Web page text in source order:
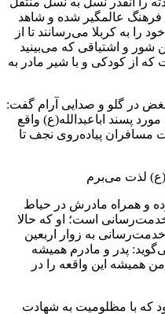
فرهنگ عالمگیر شده و شاهد
را به کربلا می‌رسانند تا از
شور و اشتیاقی که می‌بینید
از کودکی و با شیر مادر به
در گلو و صدایی آرام گفت:
پسند اباعبدالله(ع) واقع
مسافران پیاده‌روی نجف تا
لذت می‌برم
را تجربه کرده و همراه مادرش در حیاط
است؛ او که حالا
خدمت‌رسانی به زوار اربعین
پدر و مادرم همیشه
همیشه این واقعه را در
که با مظلومیت به شهادت